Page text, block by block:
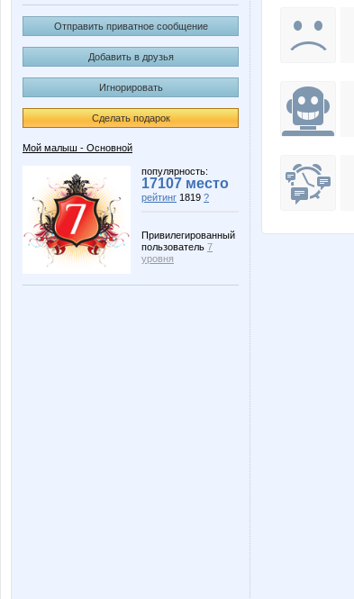
Отправить приватное сообщение
Добавить в друзья
Игнорировать
Сделать подарок
Мой малыш - Основной
популярность:
17107 место
рейтинг 1819 ?
Привилегированный
пользователь 7
уровня
or-ange